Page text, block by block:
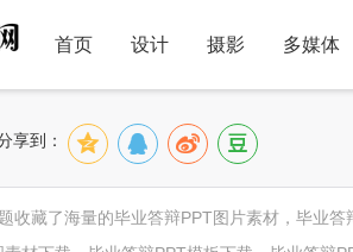
首页 设计 摄影 多媒体
享到：
收藏了海量的毕业答辩PPT图片素材，毕业